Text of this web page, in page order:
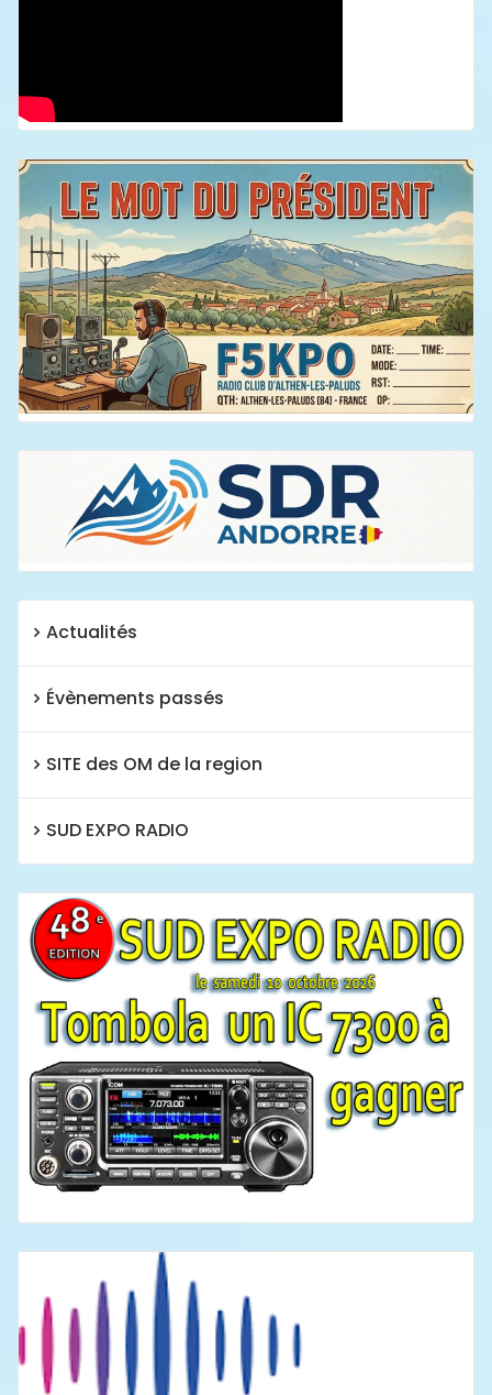
Actualités
Évènements passés
SITE des OM de la region
SUD EXPO RADIO